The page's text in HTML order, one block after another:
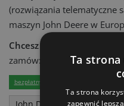
(rozwiązania telematyczne
maszyn John Deere w
Chcesz dowiedzieć się
zamów:
bezpłatny egzemplarz
Ta
Ta strona
zapewnić